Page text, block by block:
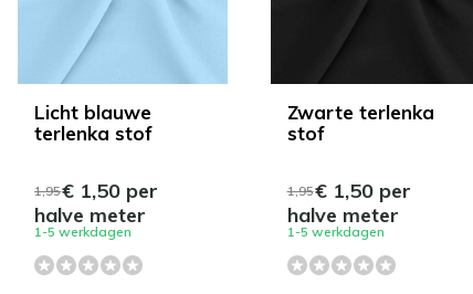
Licht blauwe
terlenka stof
1,95€ 1,50 per
halve meter
1-5 werkdagen
Zwarte terlenka
stof
1,95€ 1,50 per
halve meter
1-5 werkdagen